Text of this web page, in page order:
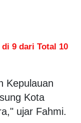
9 dari Total 10
Kepulauan
Kota
ujar Fahmi.